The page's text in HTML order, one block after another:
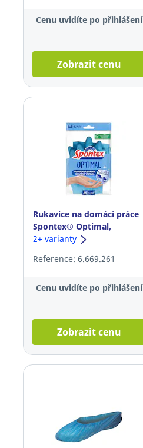
Cenu uvidíte po přihlášení
Zobrazit cenu
Rukavice na domácí práce
Spontex® Optimal,
velikost M
2+ varianty
Reference: 6.669.261
Cenu uvidíte po přihlášení
Zobrazit cenu